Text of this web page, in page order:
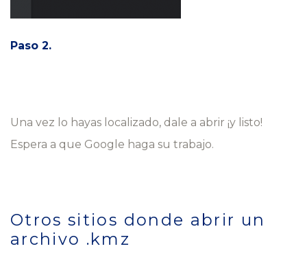
Paso 2.
Una vez lo hayas localizado, dale a abrir ¡y listo!
Espera a que Google haga su trabajo.
Otros sitios donde abrir un
archivo .kmz